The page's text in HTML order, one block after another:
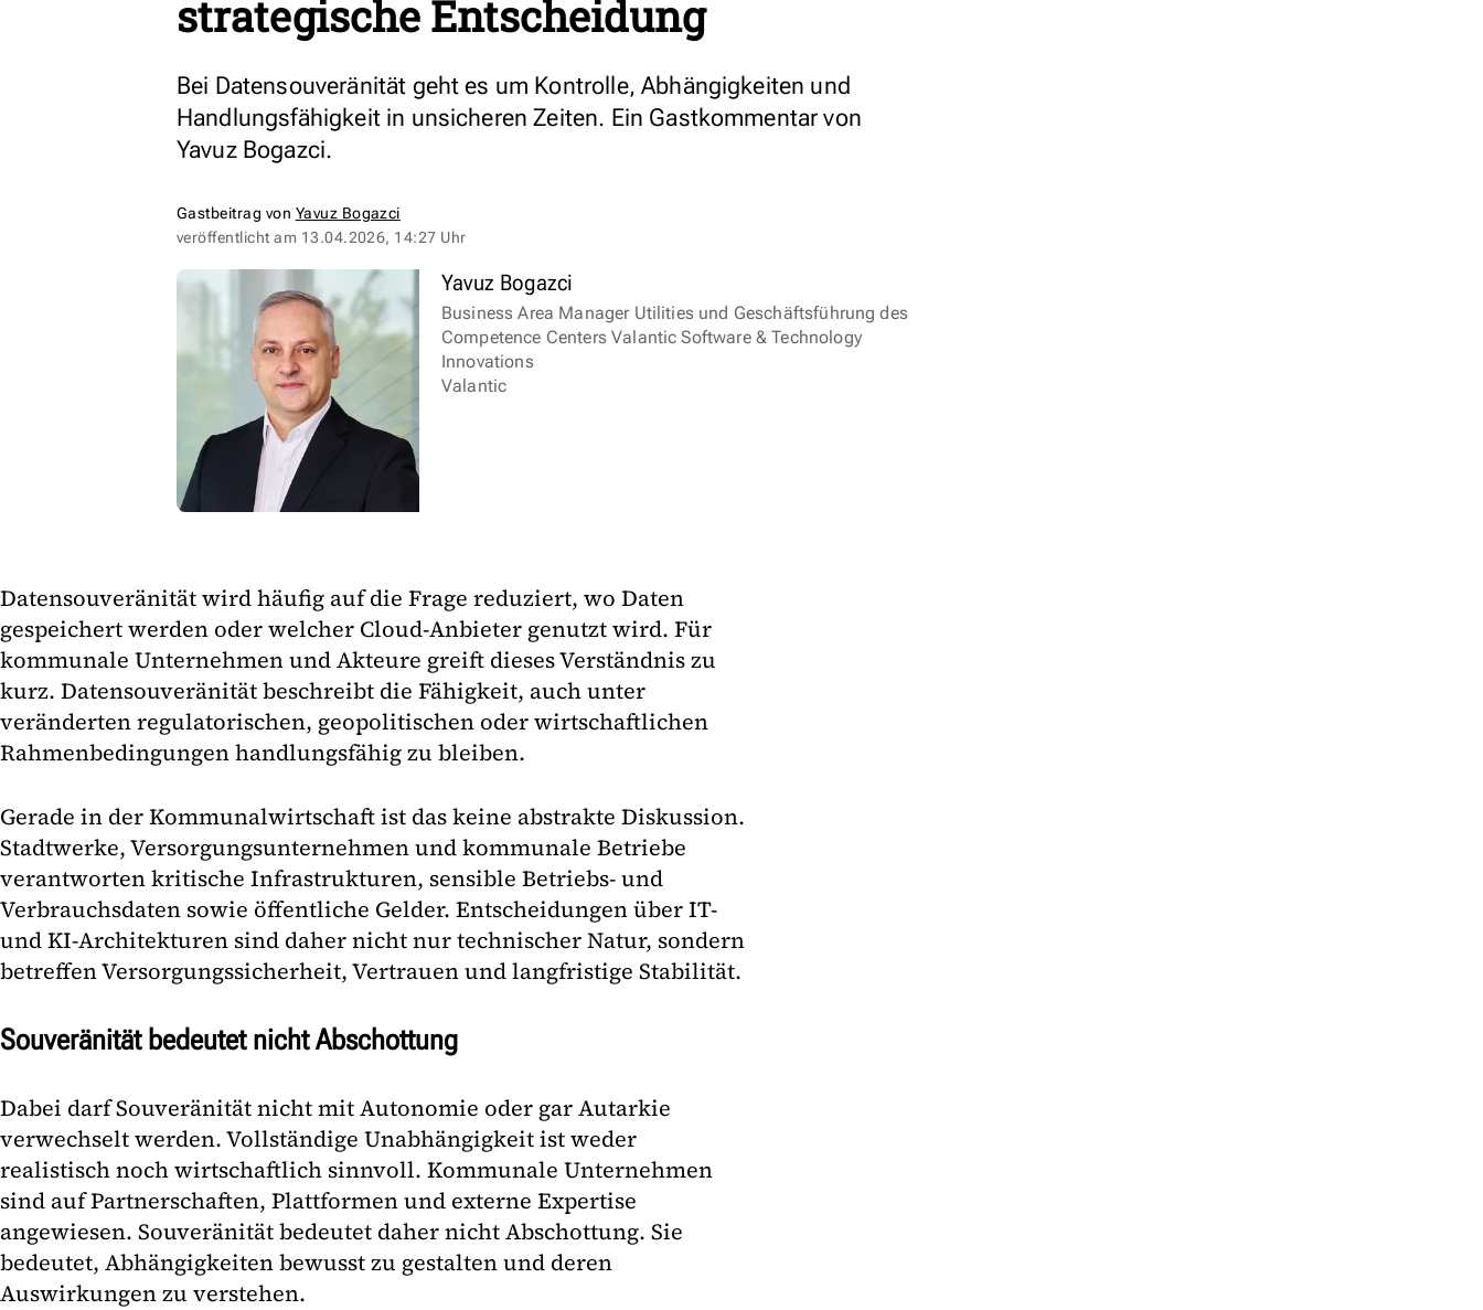
strategische Entscheidung
Bei Datensouveränität geht es um Kontrolle, Abhängigkeiten und
Handlungsfähigkeit in unsicheren Zeiten. Ein Gastkommentar von
Yavuz Bogazci.
Gastbeitrag von Yavuz Bogazci
veröffentlicht am 13.04.2026, 14:27 Uhr
Yavuz Bogazci
Business Area Manager Utilities und Geschäftsführung des
Competence Centers Valantic Software & Technology
Innovations
Valantic
Datensouveränität wird häufig auf die Frage reduziert, wo Daten
gespeichert werden oder welcher Cloud-Anbieter genutzt wird. Für
kommunale Unternehmen und Akteure greift dieses Verständnis zu
kurz. Datensouveränität beschreibt die Fähigkeit, auch unter
veränderten regulatorischen, geopolitischen oder wirtschaftlichen
Rahmenbedingungen handlungsfähig zu bleiben.
Gerade in der Kommunalwirtschaft ist das keine abstrakte Diskussion.
Stadtwerke, Versorgungsunternehmen und kommunale Betriebe
verantworten kritische Infrastrukturen, sensible Betriebs- und
Verbrauchsdaten sowie öffentliche Gelder. Entscheidungen über IT-
und KI-Architekturen sind daher nicht nur technischer Natur, sondern
betreffen Versorgungssicherheit, Vertrauen und langfristige Stabilität.
Souveränität bedeutet nicht Abschottung
Dabei darf Souveränität nicht mit Autonomie oder gar Autarkie
verwechselt werden. Vollständige Unabhängigkeit ist weder
realistisch noch wirtschaftlich sinnvoll. Kommunale Unternehmen
sind auf Partnerschaften, Plattformen und externe Expertise
angewiesen. Souveränität bedeutet daher nicht Abschottung. Sie
bedeutet, Abhängigkeiten bewusst zu gestalten und deren
Auswirkungen zu verstehen.